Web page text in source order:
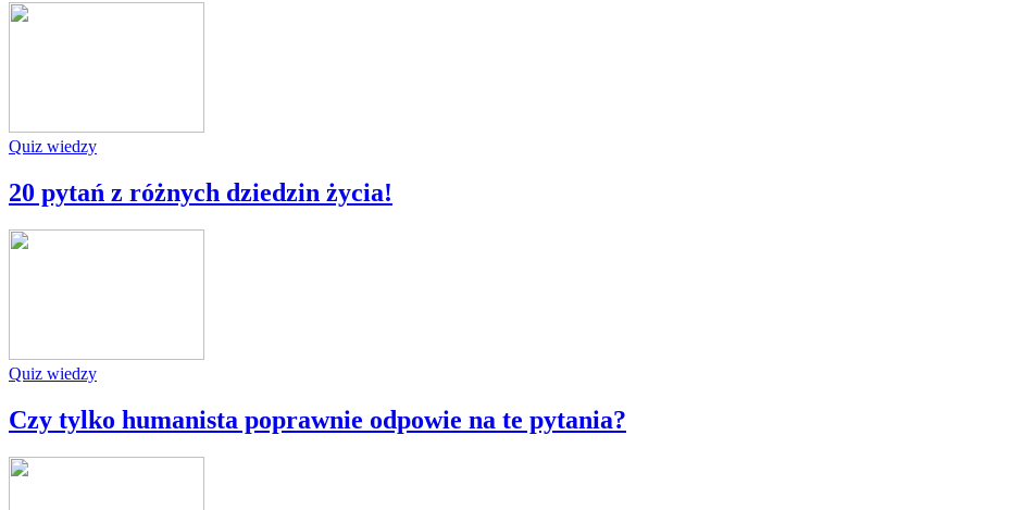
Quiz wiedzy
20 pytań z różnych dziedzin życia!
Quiz wiedzy
Czy tylko humanista poprawnie odpowie na te pytania?